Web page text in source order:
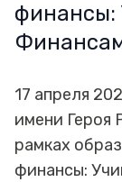
финансы:
17 апреля
имени Героя
рамках
финансы: